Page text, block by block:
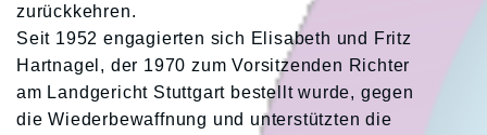
zurückkehren.
Seit 1952 engagierten sich Elisabeth und Fritz
Hartnagel, der 1970 zum Vorsitzenden Richter
am Landgericht Stuttgart bestellt wurde, gegen
die Wiederbewaffnung und unterstützten die